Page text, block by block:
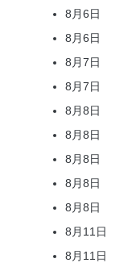
8月6日
8月6日
8月7日
8月7日
8月8日
8月8日
8月8日
8月8日
8月8日
8月11日
8月11日